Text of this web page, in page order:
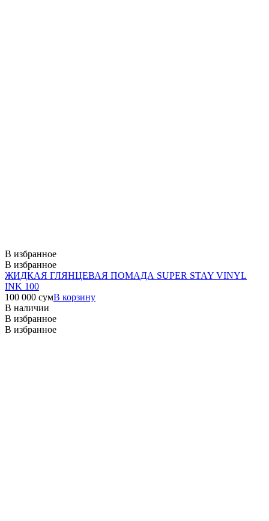
В избранное
В избранное
ЖИДКАЯ ГЛЯНЦЕВАЯ ПОМАДА SUPER STAY VINYL
INK 100
100 000 сумВ корзину
В наличии
В избранное
В избранное